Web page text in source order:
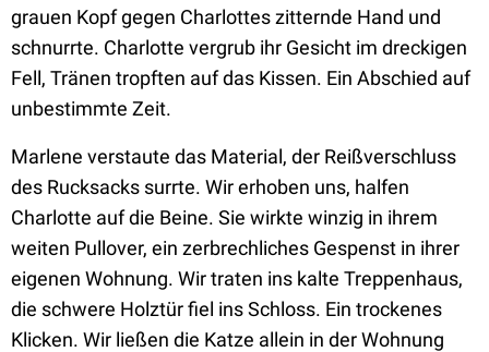
grauen Kopf gegen Charlottes zitternde Hand und
schnurrte. Charlotte vergrub ihr Gesicht im dreckigen
Fell, Tränen tropften auf das Kissen. Ein Abschied auf
unbestimmte Zeit.
Marlene verstaute das Material, der Reißverschluss
des Rucksacks surrte. Wir erhoben uns, halfen
Charlotte auf die Beine. Sie wirkte winzig in ihrem
weiten Pullover, ein zerbrechliches Gespenst in ihrer
eigenen Wohnung. Wir traten ins kalte Treppenhaus,
die schwere Holztür fiel ins Schloss. Ein trockenes
Klicken. Wir ließen die Katze allein in der Wohnung